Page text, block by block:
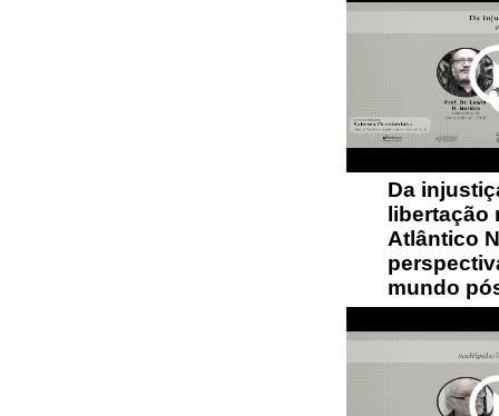
Da
libertação
Atlântico
mundo